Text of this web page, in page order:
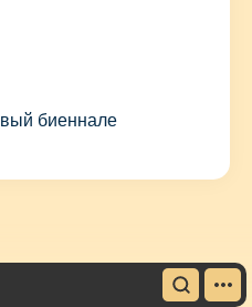
биеннале